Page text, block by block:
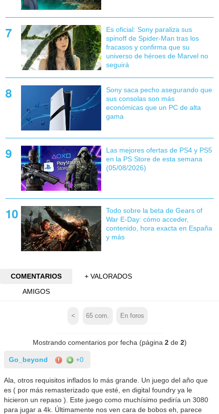
Es oficial: Sony paraliza sus
spinoff de Spider-Man tras los
fracasos y confirma que su
universo de héroes de Marvel no
seguirá
Sony saca pecho asegurando que
sus consolas son más
económicas que un PC de alta
gama
Las mejores ofertas de PS4 y PS5
en la PS Store de esta semana
(05/08/2026)
Todo sobre la beta de Gears of
War E-Day: cómo acceder,
contenido, hora exacta en España
y más
COMENTARIOS
+ VALORADOS
AMIGOS
< 65 com. En foros
Mostrando comentarios por fecha (página 2de 2)
Go_beyond +0
Ala, otros requisitos inflados lo más grande. Un juego del año que
es ( por más remasterizado que esté, en digital foundry ya le
hicieron un repaso ). Este juego como muchísimo pediría un 3080
para jugar a 4k. Últimamente nos ven cara de bobos eh, parece